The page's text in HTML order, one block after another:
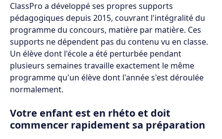
ClassPro a développé ses propres supports
pédagogiques depuis 2015, couvrant l'intégralité du
programme du concours, matière par matière. Ces
supports ne dépendent pas du contenu vu en classe.
Un élève dont l'école a été perturbée pendant
plusieurs semaines travaille exactement le même
programme qu'un élève dont l'année s'est déroulée
normalement.
Votre enfant est en rhéto et doit
commencer rapidement sa préparation